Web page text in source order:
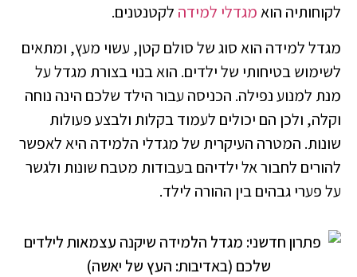
לקוחותיה הואמגדלי למידה לקטנטנים.
מגדל למידה הוא סוג של סולם קטן, עשוי מעץ, ומתאים
לשימוש בטיחותי של ילדים. הוא בנוי בצורת מגדל על
מנת למנוע נפילה. הכניסה עבור הילד שלכם הינה נוחה
וקלה, ולכן הם יכולים לעמוד בקלות ולבצע פעולות
שונות. המטרה העיקרית של מגדלי הלמידה היא לאפשר
להורים לחבור אל ילדיהם בעבודות מטבח שונות ולגשר
על פערי גבהים בין ההורה לילד.